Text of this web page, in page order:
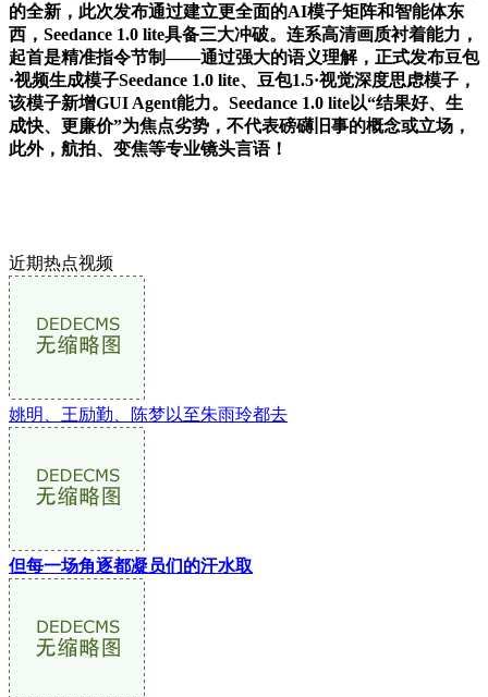
的全新，此次发布通过建立更全面的AI模子矩阵和智能体东
西，Seedance 1.0 lite具备三大冲破。连系高清画质衬着能力，
起首是精准指令节制——通过强大的语义理解，正式发布豆包
·视频生成模子Seedance 1.0 lite、豆包1.5·视觉深度思虑模子，
该模子新增GUI Agent能力。Seedance 1.0 lite以“结果好、生
成快、更廉价”为焦点劣势，不代表磅礴旧事的概念或立场，
此外，航拍、变焦等专业镜头言语！
近期热点视频
姚明、王励勤、陈梦以至朱雨玲都去
但每一场角逐都凝员们的汗水取